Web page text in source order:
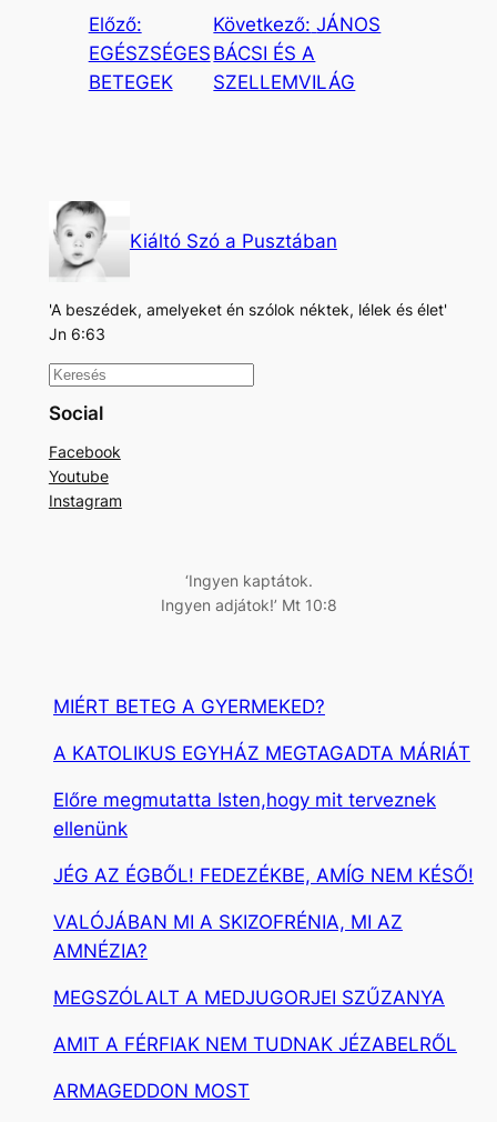
Előző:
EGÉSZSÉGES
BETEGEK
Következő: JÁNOS
BÁCSI ÉS A
SZELLEMVILÁG
Kiáltó Szó a Pusztában
'A beszédek, amelyeket én szólok néktek, lélek és élet'
Jn 6:63
K
e
e
s
Social
Facebook
Youtube
Instagram
‘Ingyen kaptátok.
Ingyen adjátok!’ Mt 10:8
MIÉRT BETEG A GYERMEKED?
A KATOLIKUS EGYHÁZ MEGTAGADTA MÁRIÁT
Előre megmutatta Isten,hogy mit terveznek
ellenünk
JÉG AZ ÉGBŐL! FEDEZÉKBE, AMÍG NEM KÉSŐ!
VALÓJÁBAN MI A SKIZOFRÉNIA, MI AZ
AMNÉZIA?
MEGSZÓLALT A MEDJUGORJEI SZŰZANYA
AMIT A FÉRFIAK NEM TUDNAK JÉZABELRŐL
ARMAGEDDON MOST